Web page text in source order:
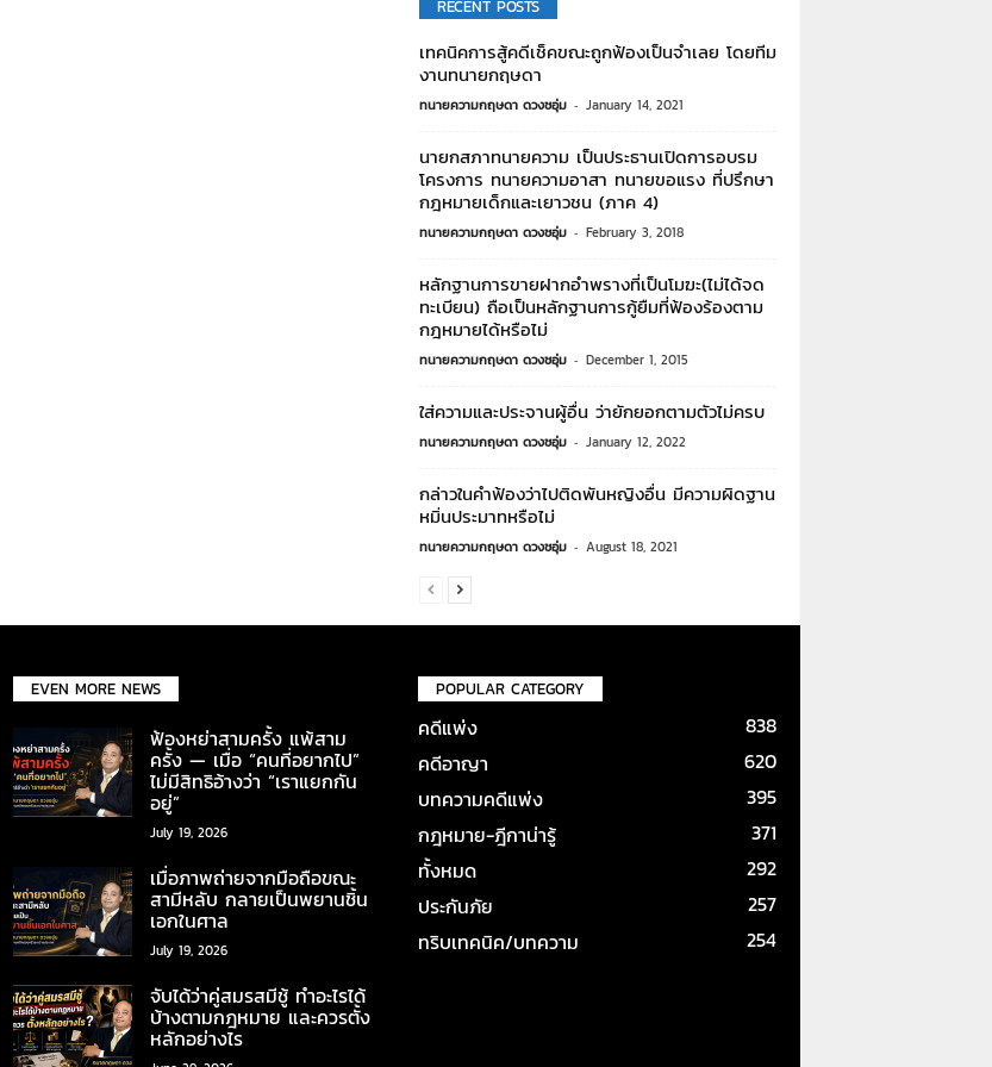
RECENT POSTS
เทคนิคการสู้คดีเช็คขณะถูกฟ้องเป็นจำเลย โดยทีม
งานทนายกฤษดา
ทนายความกฤษดา ดวงชอุ่ม - January 14, 2021
นายกสภาทนายความ เป็นประธานเปิดการอบรม
โครงการ ทนายความอาสา ทนายขอแรง ที่ปรึกษา
กฎหมายเด็กและเยาวชน (ภาค 4)
ทนายความกฤษดา ดวงชอุ่ม - February 3, 2018
หลักฐานการขายฝากอำพรางที่เป็นโมฆะ(ไม่ได้จด
ทะเบียน) ถือเป็นหลักฐานการกู้ยืมที่ฟ้องร้องตาม
กฎหมายได้หรือไม่
ทนายความกฤษดา ดวงชอุ่ม - December 1, 2015
ใส่ความและประจานผู้อื่น ว่ายักยอกตามตัวไม่ครบ
ทนายความกฤษดา ดวงชอุ่ม - January 12, 2022
กล่าวในคำฟ้องว่าไปติดพันหญิงอื่น มีความผิดฐาน
หมิ่นประมาทหรือไม่
ทนายความกฤษดา ดวงชอุ่ม - August 18, 2021
EVEN MORE NEWS
ฟ้องหย่าสามครั้ง แพ้สาม
ครั้ง — เมื่อ “คนที่อยากไป”
ไม่มีสิทธิอ้างว่า “เราแยกกัน
อยู่”
July 19, 2026
เมื่อภาพถ่ายจากมือถือขณะ
สามีหลับ กลายเป็นพยานชิ้น
เอกในศาล
July 19, 2026
จับได้ว่าคู่สมรสมีชู้ ทำอะไรได้
บ้างตามกฎหมาย และควรตั้ง
หลักอย่างไร
POPULAR CATEGORY
คดีแพ่ง
838
คดีอาญา
620
บทความคดีแพ่ง
395
กฎหมาย-ฎีกาน่ารู้
371
ทั้งหมด
292
ประกันภัย
257
ทริบเทคนิค/บทความ
254